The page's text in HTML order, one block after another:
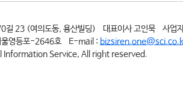
길 23 (여의도동, 용산빌딩)
대표이사 고인묵
사업
영등포-2646호
E-mail :
Service, All right reserved.